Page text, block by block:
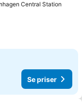
Central Station
Se priser